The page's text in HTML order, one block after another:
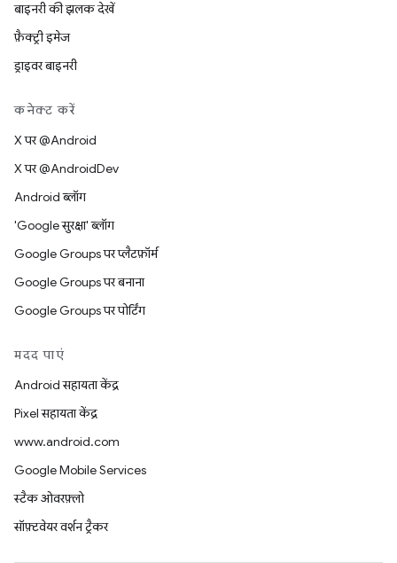
बाइनरी की झलक देखें
फ़ैक्ट्री इमेज
ड्राइवर बाइनरी
कनेक्ट करें
X पर @Android
X पर @AndroidDev
Android ब्लॉग
'Google सुरक्षा' ब्लॉग
Google Groups पर प्लैटफ़ॉर्म
Google Groups पर बनाना
Google Groups पर पोर्टिंग
मदद पाएं
Android सहायता केंद्र
Pixel सहायता केंद्र
www.android.com
Google Mobile Services
स्टैक ओवरफ़्लो
सॉफ़्टवेयर वर्शन ट्रैकर